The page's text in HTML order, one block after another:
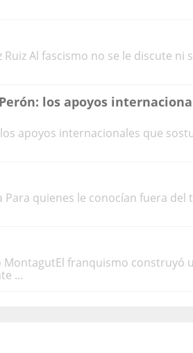
Al fascismo no se le discute ni
los apoyos
apoyos internacionales que
quienes le conocían fuera del
franquismo construyó
...